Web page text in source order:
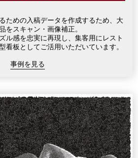
ための入稿データを作成するため、大
をスキャン・画像補正。
ル感を忠実に再現し、集客用にレスト
看板としてご活用いただいています。
事例を見る